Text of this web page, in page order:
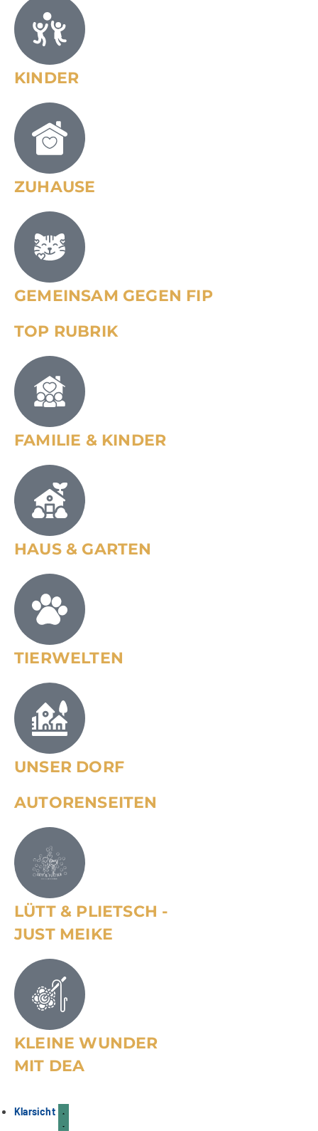
KINDER
ZUHAUSE
GEMEINSAM GEGEN FIP
TOP RUBRIK
FAMILIE & KINDER
HAUS & GARTEN
TIERWELTEN
UNSER DORF
AUTORENSEITEN
LÜTT & PLIETSCH -
JUST MEIKE
KLEINE WUNDER
MIT DEA
Ein Abschied verändert alles |
Aug.
Klarsicht